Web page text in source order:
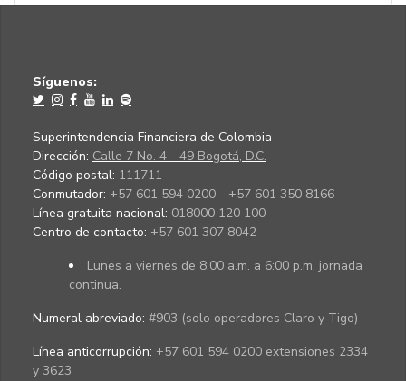
Síguenos:
Superintendencia Financiera de Colombia
Dirección: Calle 7 No. 4 - 49 Bogotá, D.C.
Código postal: 111711
Conmutador: +57 601 594 0200 - +57 601 350 8166
Línea gratuita nacional: 018000 120 100
Centro de contacto: +57 601 307 8042
Lunes a viernes de 8:00 a.m. a 6:00 p.m. jornada
continua.
Numeral abreviado: #903 (solo operadores Claro y Tigo)
Línea anticorrupción: +57 601 594 0200 extensiones 2334
y 3623